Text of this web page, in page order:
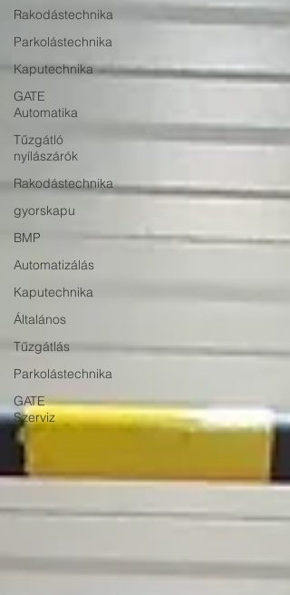
Rakodástechnika
Parkolástechnika
Kaputechnika
GATE
Automatika
Tűzgátló
nyílászárók
Rakodástechnika
gyorskapu
BMP
Automatizálás
Kaputechnika
Általános
Tűzgátlás
Parkolástechnika
GATE
Szerviz